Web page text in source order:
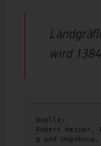
wird
Quelle:
Robert Heiner,
g und